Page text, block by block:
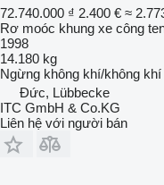
72.740.000 ₫ 2.400 € ≈
Rơ moóc khung xe công
1998
14.180 kg
Ngừng không khí/không khí
Đức, Lübbecke
ITC GmbH & Co.KG
Liên hệ với người bán